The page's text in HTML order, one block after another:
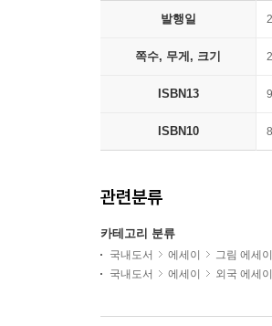
발행일
쪽수, 무게, 크기
ISBN13
ISBN10
관련분류
카테고리 분류
국내도서 에세이
그림 에세이
국내도서
에세이 외국 에세이